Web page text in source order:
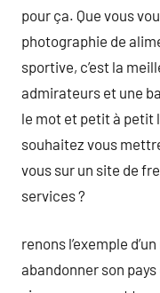
pour ça. Que vous
photographie de
sportive, c’est la
admirateurs et une
le mot et petit à petit
souhaitez vous
vous sur un site de
services ?
renons l’exemple
abandonner son